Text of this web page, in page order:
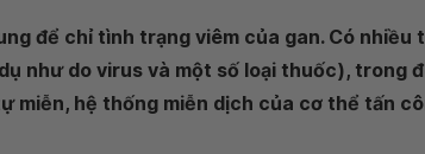
để chỉ tình trạng viêm của gan. Có nhiều
như do virus và một số loại thuốc), trong
miễn, hệ thống miễn dịch của cơ thể tấn